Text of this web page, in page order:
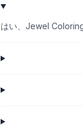
はい、Jewel